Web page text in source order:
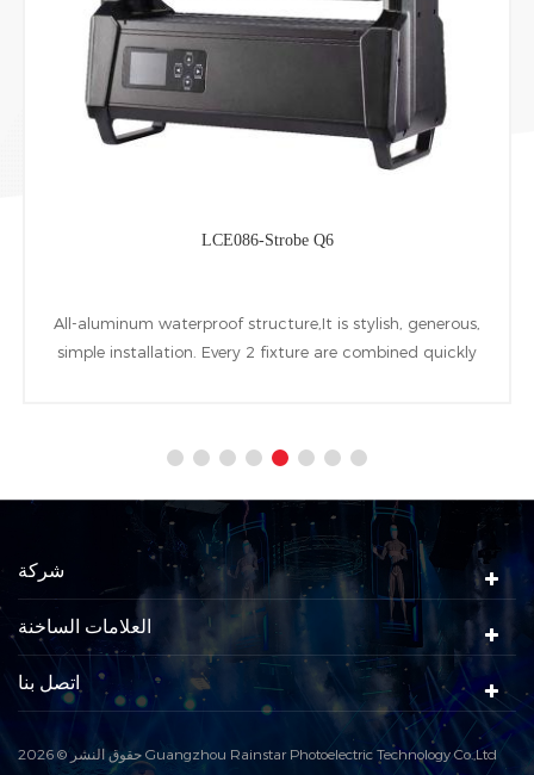
LCE086-Strobe Q6
All-aluminum waterproof structure,It is stylish, generous,
simple installation. Every 2 fixture are combined quickly
شركة
العلامات الساخنة
اتصل بنا
حقوق النشر © 2026 Guangzhou Rainstar Photoelectric Technology Co.,Ltd